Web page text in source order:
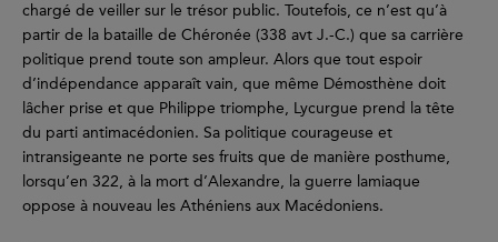
chargé de veiller sur le trésor public. Toutefois, ce n’est qu’à
partir de la bataille de Chéronée (338 avt J.-C.) que sa carrière
politique prend toute son ampleur. Alors que tout espoir
d’indépendance apparaît vain, que même Démosthène doit
lâcher prise et que Philippe triomphe, Lycurgue prend la tête
du parti antimacédonien. Sa politique courageuse et
intransigeante ne porte ses fruits que de manière posthume,
lorsqu’en 322, à la mort d’Alexandre, la guerre lamiaque
oppose à nouveau les Athéniens aux Macédoniens.